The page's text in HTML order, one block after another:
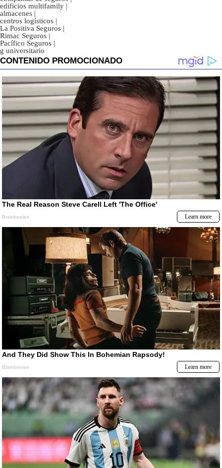
edificios multifamily |
almacenes |
centros logísticos |
La Positiva Seguros |
Rimac Seguros |
Pacífico Seguros |
g universitario